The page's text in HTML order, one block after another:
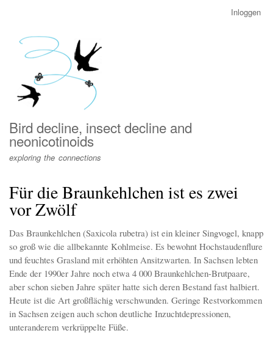
menu
Inloggen
Bird decline, insect decline and
neonicotinoids
exploring the connections
Für die Braunkehlchen ist es zwei
vor Zwölf
Das Braunkehlchen (Saxicola rubetra) ist ein kleiner Singvogel, knapp
so groß wie die allbekannte Kohlmeise. Es bewohnt Hochstaudenflure
und feuchtes Grasland mit erhöhten Ansitzwarten. In Sachsen lebten
Ende der 1990er Jahre noch etwa 4 000 Braunkehlchen-Brutpaare,
aber schon sieben Jahre später hatte sich deren Bestand fast halbiert.
Heute ist die Art großflächig verschwunden. Geringe Restvorkommen
in Sachsen zeigen auch schon deutliche Inzuchtdepressionen,
unteranderem verkrüppelte Füße.